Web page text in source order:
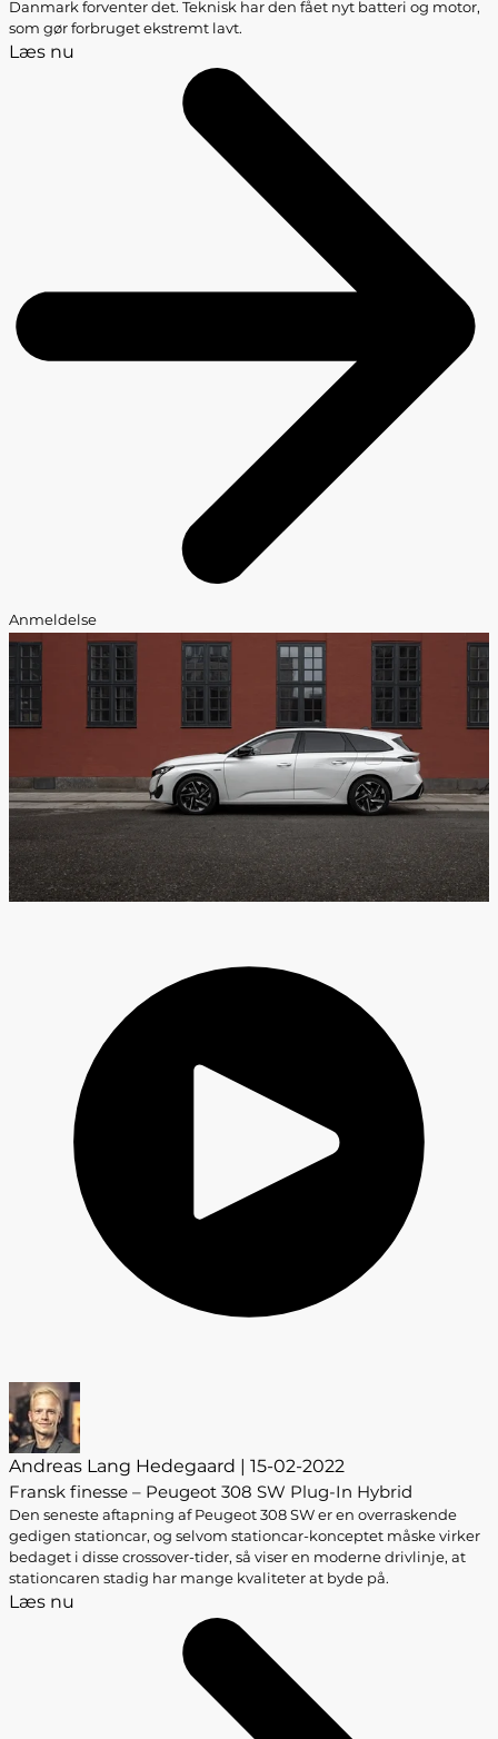
Danmark forventer det. Teknisk har den fået nyt batteri og motor,
som gør forbruget ekstremt lavt.
Læs nu
Anmeldelse
Andreas Lang Hedegaard | 15-02-2022
Fransk finesse – Peugeot 308 SW Plug-In Hybrid
Den seneste aftapning af Peugeot 308 SW er en overraskende
gedigen stationcar, og selvom stationcar-konceptet måske virker
bedaget i disse crossover-tider, så viser en moderne drivlinje, at
stationcaren stadig har mange kvaliteter at byde på.
Læs nu